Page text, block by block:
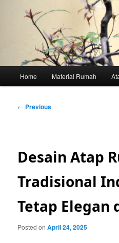
Home Material Rumah
Post
← Previous
Desain Atap
Tradisional
Tetap Elegan
Posted onApril 24, 2025